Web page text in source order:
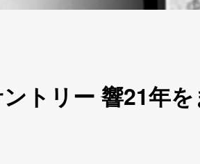
トリー 響21年